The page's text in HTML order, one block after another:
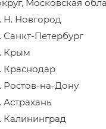
Московская
Н. Новгород
Санкт-Петербург
Крым
Краснодар
Ростов-на-Дону
Астрахань
Калининград